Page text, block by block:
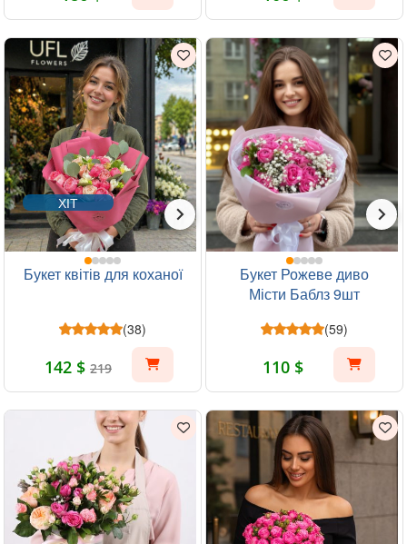
ХІТ
Букет квітів для коханої
(38)
142 $ 219
Букет Рожеве диво
Місти Баблз 9шт
(59)
110 $